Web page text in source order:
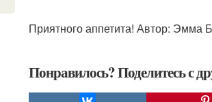
Приятного аппетита! Автор: Эмма
Понравилось? Поделитесь с